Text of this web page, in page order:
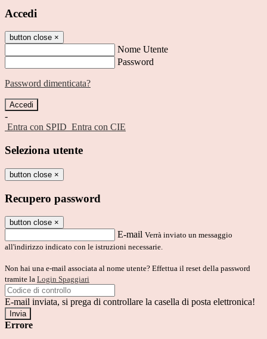
Accedi
button close ×
Nome Utente
Password
Password dimenticata?
-
Entra con SPID Entra con CIE
Seleziona utente
button close ×
Recupero password
button close ×
E-mail Verrà inviato un messaggio
all'indirizzo indicato con le istruzioni necessarie.
Non hai una e-mail associata al nome utente? Effettua il reset della password
tramite la Login Spaggiari
E-mail inviata, si prega di controllare la casella di posta elettronica!
Errore